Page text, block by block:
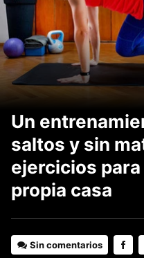
Un
saltos y sin
ejercicios
propia casa
Sin comentarios